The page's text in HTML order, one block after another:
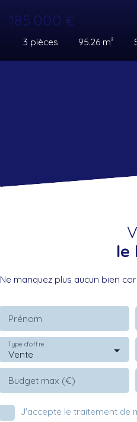
175 000
3pièces 87 m²
le
Ne manquez plus aucun bien
Prénom
Vente
Type d'offre
Budget max (€)
J'accepte le traitement de